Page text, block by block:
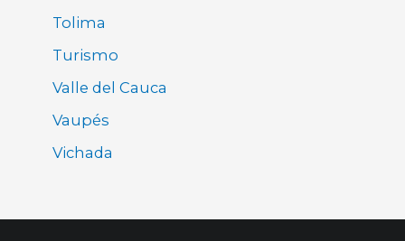
Tolima
Turismo
Valle del Cauca
Vaupés
Vichada